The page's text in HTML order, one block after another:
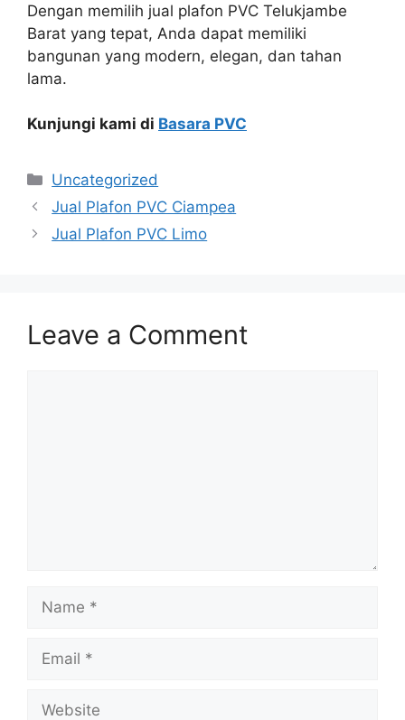
Dengan memilih jual plafon PVC Telukjambe
Barat yang tepat, Anda dapat memiliki
bangunan yang modern, elegan, dan tahan
lama.
Kunjungi kami di Basara PVC
Categories
Uncategorized
Jual Plafon PVC Ciampea
Jual Plafon PVC Limo
Leave a Comment
Name
Email
Website